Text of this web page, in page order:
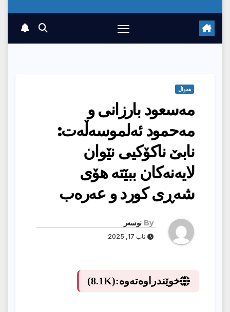
هەواڵ
مه‌سعود بارزانی‌ و
مه‌حمود ئه‌لموسه‌ڵه‌ت:
نابێ ناكۆكیی نێوان
لایه‌نه‌كان ببێته‌ هۆی
شه‌ڕی كورد و عه‌ره‌ب
By نوسەر
ئاب 17, 2025
خوێندراوەتەوە:(8.1K)